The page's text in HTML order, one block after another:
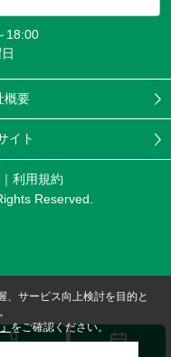
18:00
概要
イト
利用規約
Reserved.
、サービス向上検討を目的と
をご確認ください。